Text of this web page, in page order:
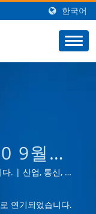
한국어
9월로
관련
. | 산업, 통신, 자
관리 애플리케이
이상의 신뢰할 수
연기되었습니다.